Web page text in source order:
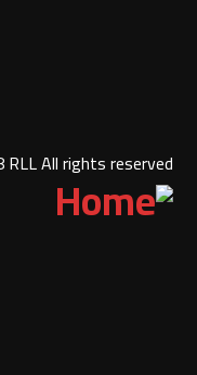
All rights reserved